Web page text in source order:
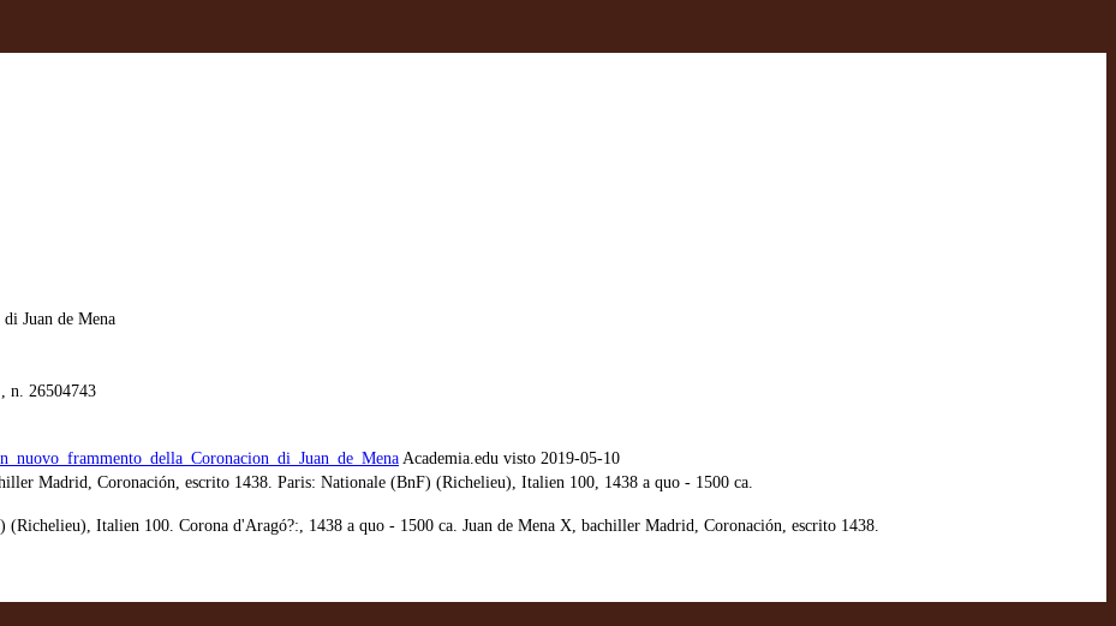
Juan de Mena
, n. 26504743
Academia.edu visto 2019-05-10
Madrid, Coronación, escrito 1438. Paris: Nationale (BnF) (Richelieu), Italien 100, 1438 a quo - 1500 ca.
(Richelieu), Italien 100. Corona d'Aragó?:, 1438 a quo - 1500 ca. Juan de Mena X, bachiller Madrid, Coronación, escrito 1438.